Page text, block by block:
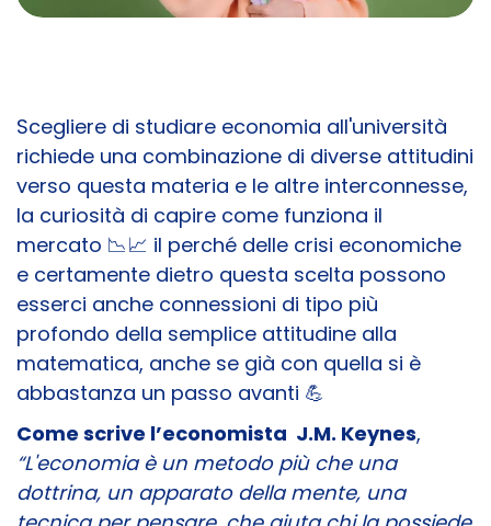
Scegliere di studiare economia all'università
richiede una combinazione di diverse attitudini
verso questa materia e le altre interconnesse,
la curiosità di capire come funziona il
mercato 📉 📈 il perché delle crisi economiche
e certamente dietro questa scelta possono
esserci anche connessioni di tipo più
profondo della semplice attitudine alla
matematica, anche se già con quella si è
abbastanza un passo avanti 💪
Come scrive l’economista J.M. Keynes,
“L'economia è un metodo più che una
dottrina, un apparato della mente, una